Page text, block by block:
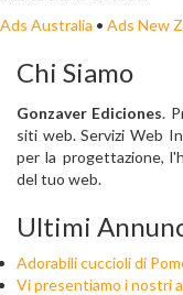
Ads Australia • Ads New
Chi Siamo
Gonzaver Ediciones.
siti web. Servizi Web
per la progettazione,
del tuo web.
Ultimi
Adorabili cuccioli di
Vi presentiamo i nostri